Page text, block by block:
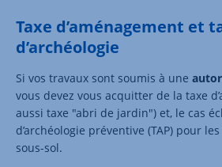
Taxe d’aménagement et
d’archéologie
Si vos travaux sont soumis à une
vous devez vous acquitter de la taxe
aussi taxe "abri de jardin") et, le cas
d’archéologie préventive (TAP) pour
sous-sol.